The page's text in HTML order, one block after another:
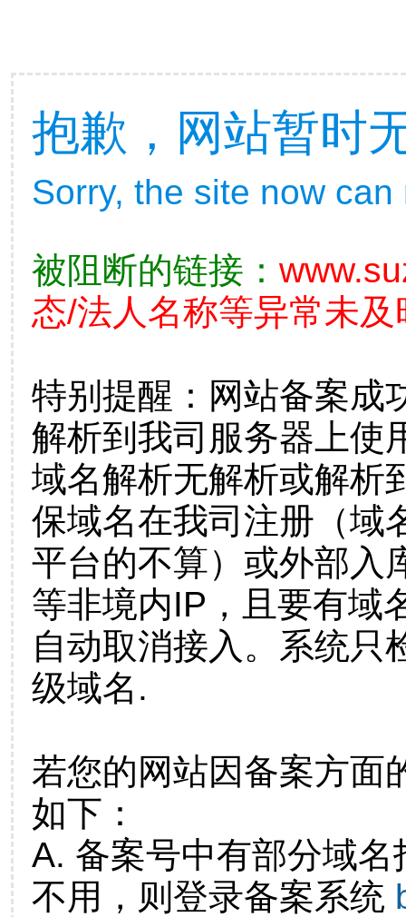
抱歉，网站暂时
Sorry, the site now
被阻断的链接：
态/法人名称等异常未及
特别提醒：网站备案成
解析到我司服务器上使
域名解析无解析或解析
保域名在我司注册（域
平台的不算）或外部入
等非境内IP，且要有域
自动取消接入。系统只
级域名.
若您的网站因备案方面
如下：
A. 备案号中有部分域
不用，则登录备案系统